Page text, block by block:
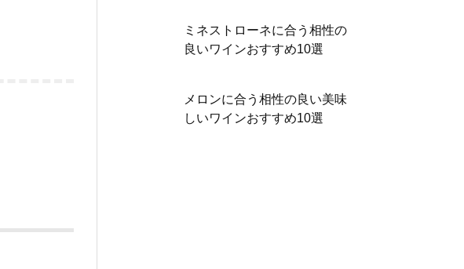
ミネストローネに合う相性の
良いワインおすすめ10選
メロンに合う相性の良い美味
しいワインおすすめ10選